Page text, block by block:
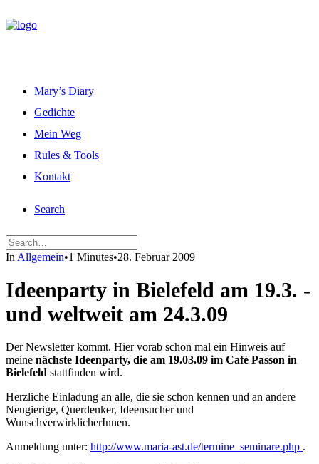
Mary’s Diary
Gedichte
Mein Weg
Rules & Tools
Kontakt
Search
In Allgemein•1 Minutes•28. Februar 2009
Ideenparty in Bielefeld am 19.3. -
und weltweit am 24.3.09
Der Newsletter kommt. Hier vorab schon mal ein Hinweis auf
meine nächste Ideenparty, die am 19.03.09 im Café Passon in
Bielefeld stattfinden wird.
Herzliche Einladung an alle, die sie schon kennen und an andere
Neugierige, Querdenker, Ideensucher und
WunschverwirklicherInnen.
Anmeldung unter: http://www.maria-ast.de/termine_seminare.php .